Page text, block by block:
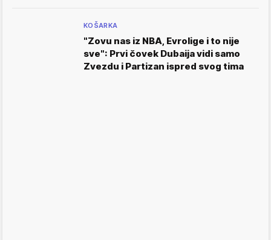
KOŠARKA
"Zovu nas iz NBA, Evrolige i to nije
sve": Prvi čovek Dubaija vidi samo
Zvezdu i Partizan ispred svog tima